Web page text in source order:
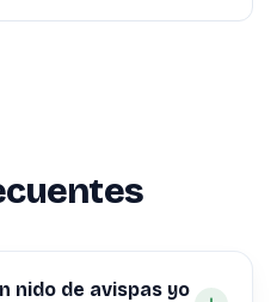
nido de avispas yo